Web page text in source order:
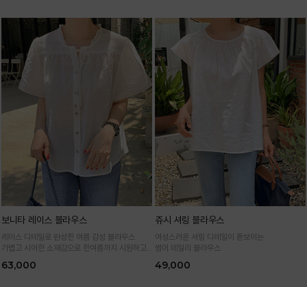
보니타 레이스 블라우스
레이스 디테일로 완성한 여름 감성 블라우스
가볍고 시어한 소재감으로 한여름까지 시원하고
63,000
쥬시 셔링 블라우스
여성스러운 셔링 디테일이 돋보이는
썸머 데일리 블라우스
49,000